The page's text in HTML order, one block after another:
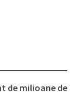
de milioane de